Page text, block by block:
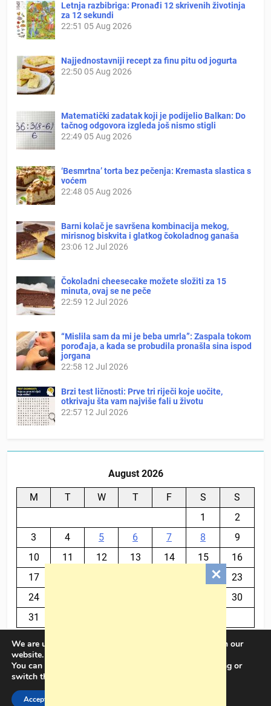
Letnja razbibriga: Pronađi 12 skrivenih životinja
za 12 sekundi
22:51 05 Aug 2026
Najjednostavniji recept za finu pitu od jogurta
22:50 05 Aug 2026
Matematički zadatak koji je podijelio Balkan: Do
tačnog odgovora izgleda još nismo stigli
22:49 05 Aug 2026
‘Besmrtna’ torta bez pečenja: Kremasta slastica s
voćem
22:48 05 Aug 2026
Barni kolač je savršena kombinacija mekog,
mirisnog biskvita i glatkog čokoladnog ganaša
23:06 12 Jul 2026
Čokoladni cheesecake možete složiti za 15
minuta, ovaj se ne peče
22:59 12 Jul 2026
“Mislila sam da mi je beba umrla”: Zaspala tokom
porođaja, a kada se probudila pronašla sina ispod
jorgana
22:58 12 Jul 2026
Brzi test ličnosti: Prve tri riječi koje uočite,
otkrivaju šta vam najviše fali u životu
22:57 12 Jul 2026
August 2026
M T W T F S
S
1
2
3
4 5 6 7 8
9
10
11 12 13 14 15
16
17
23
24
30
31
BalkanPlus 2024© Powered By
We are using cookies to give you the best experience on our
website.
You can find out more about which cookies we are using or
switch them off in
Accept